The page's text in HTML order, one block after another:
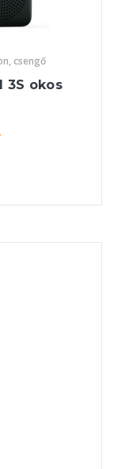
csengő
3S okos